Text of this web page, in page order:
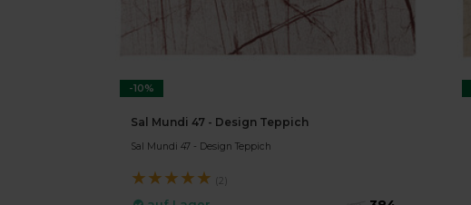
-10%
Sal Mundi 47 - Design Teppich
Sal Mundi 47 - Design Teppich
★★★★★ (2)